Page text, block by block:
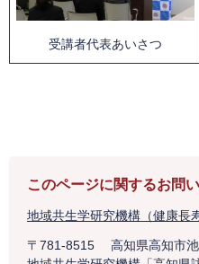
受講者代表あいさつ
このページに関するお問
地域共生学研究機構（健康長
〒781-8515
高知県高知市